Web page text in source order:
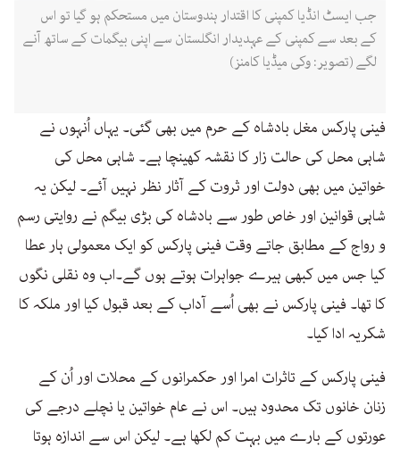
جب ایسٹ انڈیا کمپنی کا اقتدار ہندوستان میں مستحکم ہو گیا تو اس
کے بعد سے کمپنی کے عہدیدار انگلستان سے اپنی بیگمات کے ساتھ آنے
لگے (تصویر: وکی میڈیا کامنز)
فینی پارکس مغل بادشاہ کے حرم میں بھی گئی۔ یہاں اُنہوں نے
شاہی محل کی حالت زار کا نقشہ کھینچا ہے۔ شاہی محل کی
خواتین میں بھی دولت اور ثروت کے آثار نظر نہیں آئے۔ لیکن یہ
شاہی قوانین اور خاص طور سے بادشاہ کی بڑی بیگم نے روایتی رسم
و رواج کے مطابق جاتے وقت فینی پارکس کو ایک معمولی ہار عطا
کیا جس میں کبھی ہیرے جواہرات ہوتے ہوں گے۔اب وہ نقلی نگوں
کا تھا۔ فینی پارکس نے بھی اُسے آداب کے بعد قبول کیا اور ملکہ کا
شکریہ ادا کیا۔
فینی پارکس کے تاثرات امرا اور حکمرانوں کے محلات اور اُن کے
زنان خانوں تک محدود ہیں۔ اس نے عام خواتین یا نچلے درجے کی
عورتوں کے بارے میں بہت کم لکھا ہے۔ لیکن اس سے اندازہ ہوتا